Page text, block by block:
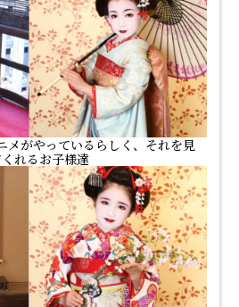
メがやっているらしく、それを見
れるお子様達